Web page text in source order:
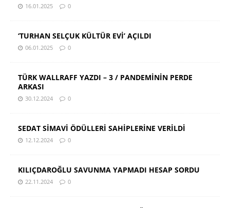
16.01.2025 0
‘TURHAN SELÇUK KÜLTÜR EVİ’ AÇILDI
06.01.2025 0
TÜRK WALLRAFF YAZDI – 3 / PANDEMİNİN PERDE
ARKASI
30.12.2024 0
SEDAT SİMAVİ ÖDÜLLERİ SAHİPLERİNE VERİLDİ
12.12.2024 0
KILIÇDAROĞLU SAVUNMA YAPMADI HESAP SORDU
22.11.2024 0